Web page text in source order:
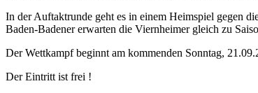
In der Auftaktrunde geht es in einem Heimspiel gegen
Baden-Badener erwarten die Viernheimer gleich zu
Der Wettkampf beginnt am kommenden Sonntag,
Der Eintritt ist frei !